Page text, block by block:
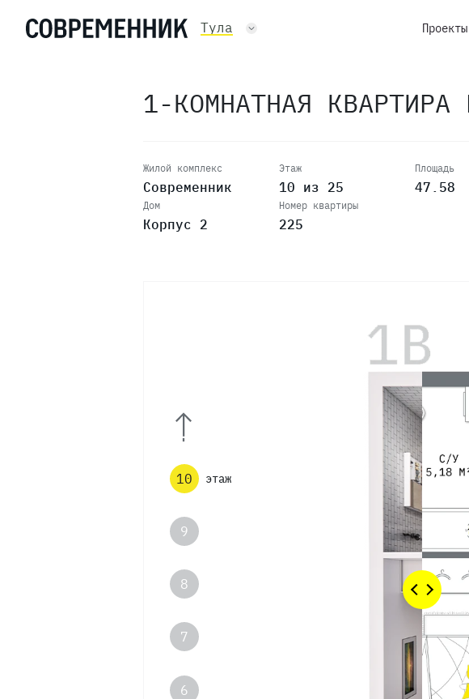
Тула Проекты
1-КОМНАТНАЯ
Жилой комплекс
Современник
Дом
Корпус 2
Этаж
10 из 25
Номер квартиры
225
Площадь
47.58
17
11
10 этаж
9
8
7
6